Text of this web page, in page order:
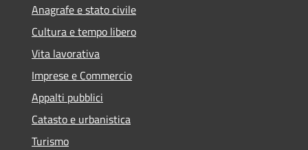
Anagrafe e stato civile
Cultura e tempo libero
Vita lavorativa
Imprese e Commercio
Appalti pubblici
Catasto e urbanistica
Turismo